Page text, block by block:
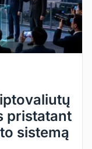
pristatant
sistemą